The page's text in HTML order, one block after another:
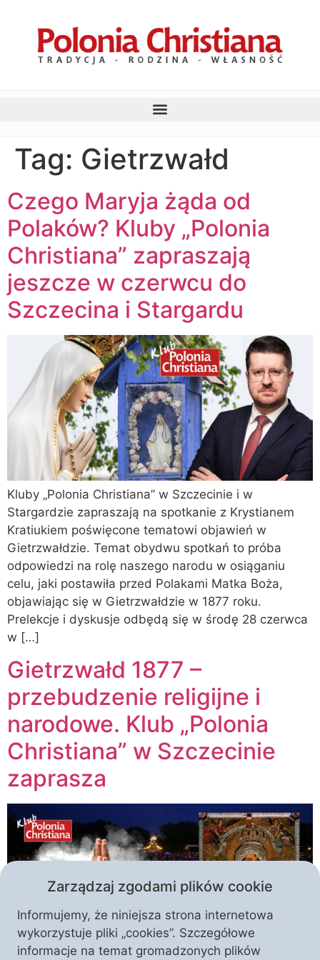
Tag: Gietrzwałd
Czego Maryja żąda od
Polaków? Kluby „Polonia
Christiana” zapraszają
jeszcze w czerwcu do
Szczecina i Stargardu
Kluby „Polonia Christiana” w Szczecinie i w
Stargardzie zapraszają na spotkanie z Krystianem
Kratiukiem poświęcone tematowi objawień w
Gietrzwałdzie. Temat obydwu spotkań to próba
odpowiedzi na rolę naszego narodu w osiąganiu
celu, jaki postawiła przed Polakami Matka Boża,
objawiając się w Gietrzwałdzie w 1877 roku.
Prelekcje i dyskusje odbędą się w środę 28 czerwca
w […]
Gietrzwałd 1877 –
przebudzenie religijne i
narodowe. Klub „Polonia
Christiana” w Szczecinie
zaprasza
Zarządzaj zgodami plików cookie
Informujemy, że niniejsza strona internetowa
wykorzystuje pliki „cookies”. Szczegółowe
informacje na temat gromadzonych plików